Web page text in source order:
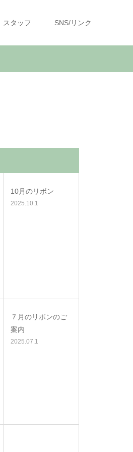
スタッフ SNS/リンク
10月のリボン
2025.10.1
７月のリボンのご
案内
2025.07.1